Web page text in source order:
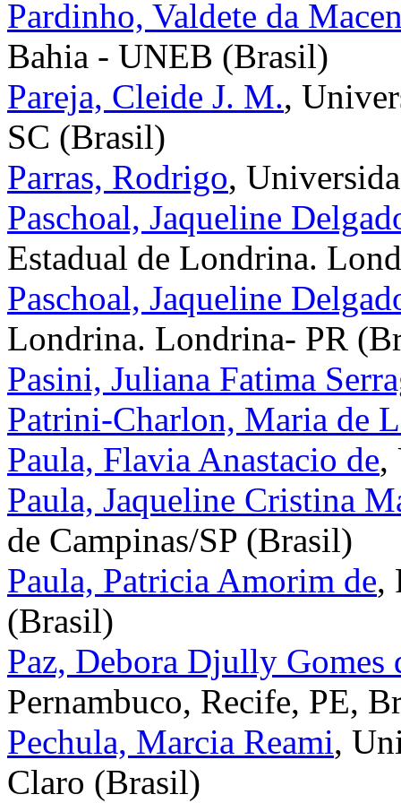
Pardinho, Valdete da
Bahia - UNEB (Brasil)
Pareja, Cleide J. M.,
SC (Brasil)
Parras, Rodrigo,
Paschoal, Jaqueline
Estadual de Londrina.
Paschoal, Jaqueline
Londrina. Londrina- PR
Pasini, Juliana Fatima
Patrini-Charlon, Maria de
Paula, Flavia Anastacio de,
Paula, Jaqueline Cristina
de Campinas/SP (Brasil)
Paula, Patricia Amorim de,
(Brasil)
Paz, Debora Djully Gomes
Pernambuco, Recife, PE,
Pechula, Marcia Reami,
Claro (Brasil)